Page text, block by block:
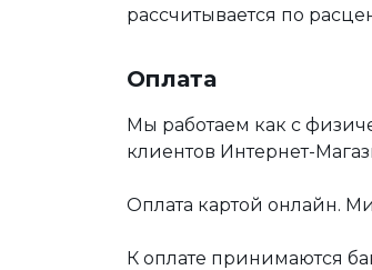
рассчитывается по
Оплата
Мы работаем как с
клиентов Интернет-
Оплата картой онлайн.
К оплате принимаются